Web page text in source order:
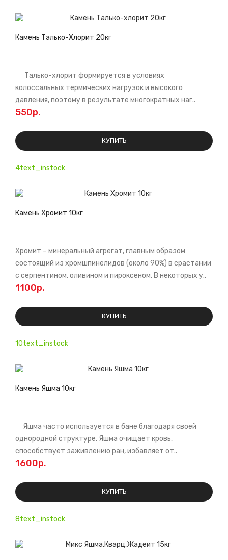
4text_instock
Камень Талько-Хлорит 20кг
Талько-хлорит формируется в условиях
колоссальных термических нагрузок и высокого
давления, поэтому в результате многократных наг..
550р.
КУПИТЬ
10text_instock
Камень Хромит 10кг
Хромит – минеральный агрегат, главным образом
состоящий из хромшпинелидов (около 90%) в срастании
с серпентином, оливином и пироксеном. В некоторых у..
1100р.
КУПИТЬ
8text_instock
Камень Яшма 10кг
Яшма часто используется в бане благодаря своей
однородной структуре. Яшма очищает кровь,
способствует заживлению ран, избавляет от..
1600р.
КУПИТЬ